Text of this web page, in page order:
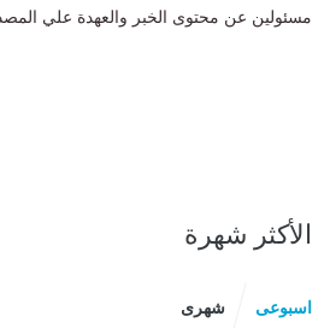
مسئولين عن محتوى الخبر والعهدة علي
الأكثر شهرة
اسبوعى شهرى